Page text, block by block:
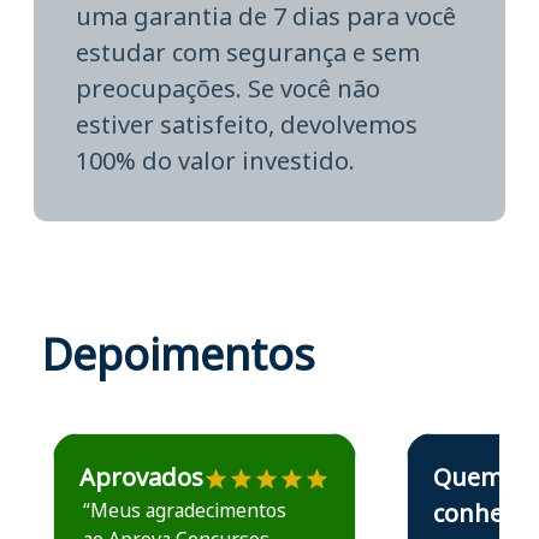
uma garantia de 7 dias para você
estudar com segurança e sem
preocupações. Se você não
estiver satisfeito, devolvemos
100% do valor investido.
Depoimentos
Estudante José recomenda o Aprova Concursos em
Aprovados
“Meus agradecimentos
Estudante Elais
Quem
conhece,